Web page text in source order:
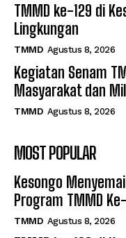
TMMD ke-129 di
Lingkungan
TMMD Agustus 8, 2026
Kegiatan Senam
Masyarakat dan
TMMD Agustus 8, 2026
MOST POPULAR
Kesongo
Program TMMD
TMMD Agustus 8, 2026